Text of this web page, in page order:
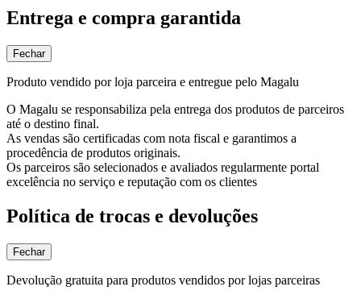
Entrega e compra garantida
Fechar
Produto vendido por loja parceira e entregue pelo Magalu
O Magalu se responsabiliza pela entrega dos produtos de parceiros
até o destino final.
As vendas são certificadas com nota fiscal e garantimos a
procedência de produtos originais.
Os parceiros são selecionados e avaliados regularmente portal
excelência no serviço e reputação com os clientes
Política de trocas e devoluções
Fechar
Devolução gratuita para produtos vendidos por lojas parceiras